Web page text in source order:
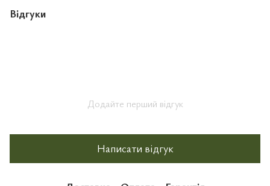
Відгуки
Додайте перший відгук
Написати відгук